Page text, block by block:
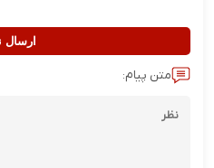
ارسال
متن پیام: